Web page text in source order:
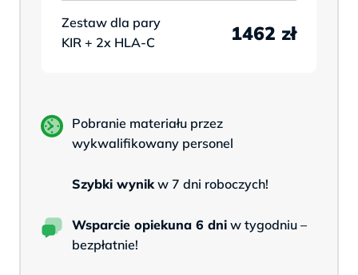
Zestaw dla pary
KIR + 2x HLA-C
1462 zł
Pobranie materiału przez
wykwalifikowany personel
Szybki wynikw 7 dni roboczych!
Wsparcie opiekuna 6 dni w tygodniu –
bezpłatnie!